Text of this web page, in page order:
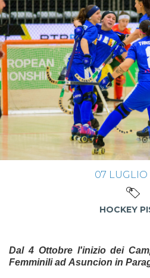
07 LUGLIO
HOCKEY
Dal 4 Ottobre l'inizio dei
Femminili ad Asuncion in